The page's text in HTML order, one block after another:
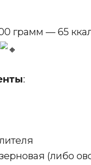
грамм — 65
:
(либо